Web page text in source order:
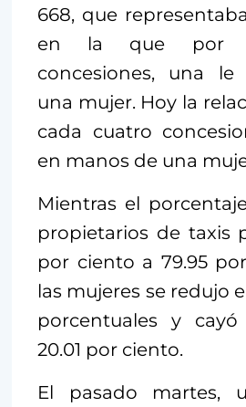
668, que
en la que por
concesiones, una le
una mujer. Hoy la
cada cuatro
en manos de una
Mientras el
propietarios de taxis
por ciento a 79.95
las mujeres se redujo
porcentuales y
20.01 por ciento.
El pasado martes,